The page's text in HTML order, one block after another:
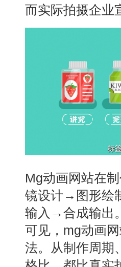
而实际拍摄企业
Mg动画网站在
镜设计→图形
输入→合成输出
可见，mg动画
法。从制作周期